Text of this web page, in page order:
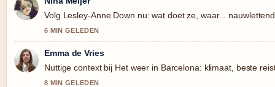
Volg Lesley-Anne Down nu: wat doet ze, waar...
6 MIN GELEDEN
Emma de Vries
Nuttige context bij Het weer in Barcelona: klimaat, beste
8 MIN GELEDEN